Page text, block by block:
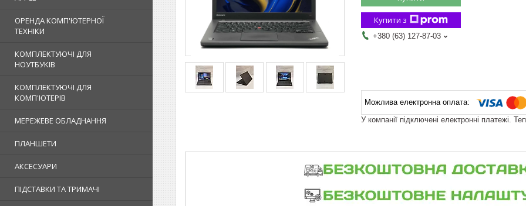
ОРЕНДА КОМП'ЮТЕРНОЇ
ТЕХНІКИ
КОМПЛЕКТУЮЧІ ДЛЯ
НОУТБУКІВ
КОМПЛЕКТУЮЧІ ДЛЯ
КОМП'ЮТЕРІВ
МЕРЕЖЕВЕ ОБЛАДНАННЯ
ПЛАНШЕТИ
АКСЕСУАРИ
ПІДСТАВКИ ТА ТРИМАЧІ
Купити з
+380 (63) 127-87-03
У компанії підключені електронні платежі.